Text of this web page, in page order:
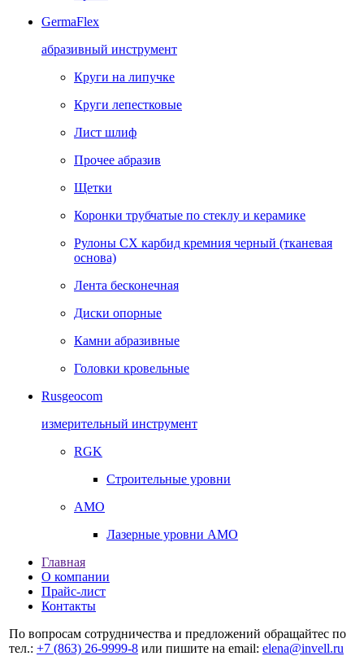
GermaFlex
абразивный инструмент
Круги на липучке
Круги лепестковые
Лист шлиф
Прочее абразив
Щетки
Коронки трубчатые по стеклу и керамике
Рулоны CX карбид кремния черный (тканевая
основа)
Лента бесконечная
Диски опорные
Камни абразивные
Головки кровельные
Rusgeocom
измерительный инструмент
RGK
Строительные уровни
AMO
Лазерные уровни AMO
Главная
О компании
Прайс-лист
Контакты
По вопросам сотрудничества и предложений обращайтес по
тел.: +7 (863) 26‐9999‐8 или пишите на email: elena@invell.ru